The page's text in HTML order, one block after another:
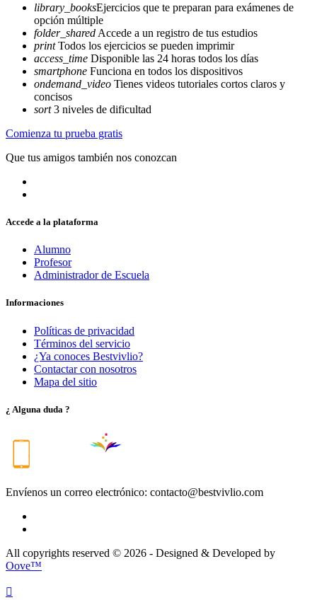
library_booksEjercicios que te preparan para exámenes de
opción múltiple
folder_shared Accede a un registro de tus estudios
printTodos los ejercicios se pueden imprimir
access_time Disponible las 24 horas todos los días
smartphone Funciona en todos los dispositivos
ondemand_video Tienes videos tutoriales cortos claros y
concisos
sort3 niveles de dificultad
Comienza tu prueba gratis
Que tus amigos también nos conozcan
Accede a la plataforma
Alumno
Profesor
Administrador de Escuela
Informaciones
Políticas de privacidad
Términos del servicio
¿Ya conoces Bestvivlio?
Contactar con nosotros
Mapa del sitio
¿ Alguna duda ?
Envíenos un correo electrónico: contacto@bestvivlio.com
All copyrights reserved © 2026 - Designed & Developed by
Oove™
